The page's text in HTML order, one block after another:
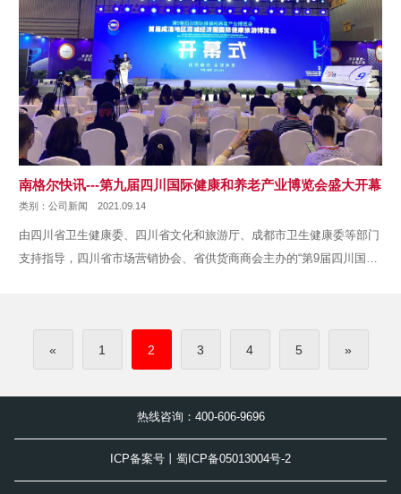
南格尔快讯---第九届四川国际健康和养老产业博览会盛大开幕
类别：公司新闻 2021.09.14
由四川省卫生健康委、四川省文化和旅游厅、成都市卫生健康委等部门
支持指导，四川省市场营销协会、省供货商商会主办的“第9届四川国际
« 1 2 3 4 5 »
热线咨询：400-606-9696
ICP备案号丨蜀ICP备05013004号-2